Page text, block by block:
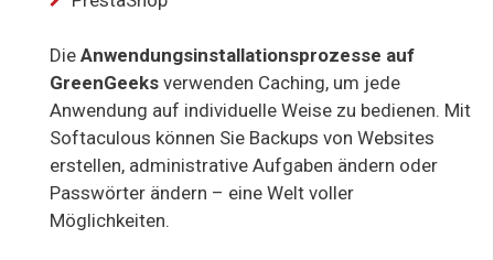
Die Anwendungsinstallationsprozesse auf
GreenGeeks verwenden Caching, um jede
Anwendung auf individuelle Weise zu bedienen. Mit
Softaculous können Sie Backups von Websites
erstellen, administrative Aufgaben ändern oder
Passwörter ändern – eine Welt voller
Möglichkeiten.